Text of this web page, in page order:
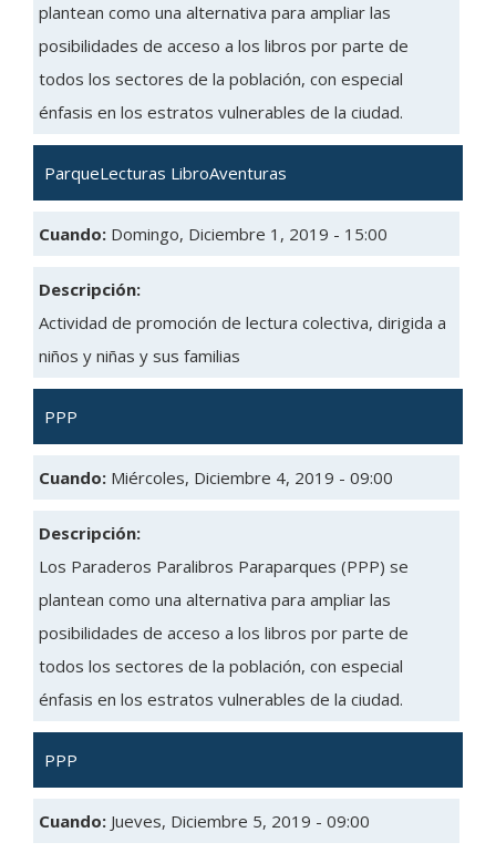
plantean como una alternativa para ampliar las
posibilidades de acceso a los libros por parte de
todos los sectores de la población, con especial
énfasis en los estratos vulnerables de la ciudad.
ParqueLecturas LibroAventuras
Cuando: Domingo, Diciembre 1, 2019 - 15:00
Descripción:
Actividad de promoción de lectura colectiva, dirigida a
niños y niñas y sus familias
PPP
Cuando: Miércoles, Diciembre 4, 2019 - 09:00
Descripción:
Los Paraderos Paralibros Paraparques (PPP) se
plantean como una alternativa para ampliar las
posibilidades de acceso a los libros por parte de
todos los sectores de la población, con especial
énfasis en los estratos vulnerables de la ciudad.
PPP
Cuando: Jueves, Diciembre 5, 2019 - 09:00